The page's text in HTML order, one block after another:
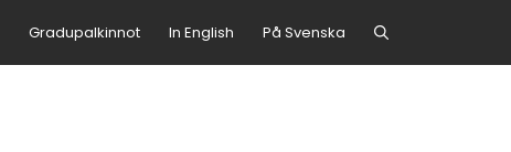
Gradupalkinnot In English På Svenska